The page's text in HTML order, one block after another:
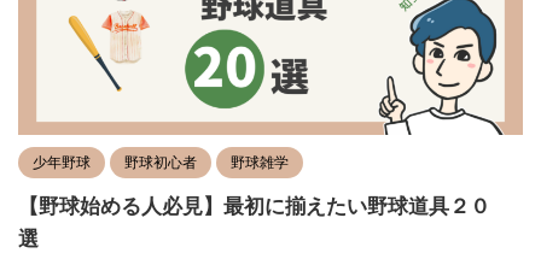
少年野球 野球初心者 野球雑学
【野球始める人必見】最初に揃えたい野球道具２０
選